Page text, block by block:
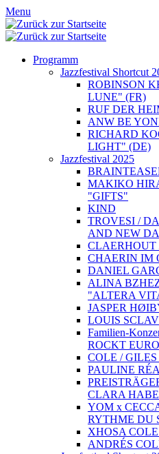
Menu
Programm
Jazzfestival Shortcut
ROBINSON
LUNE" (FR)
RUF DER
ANW BE
RICHARD
LIGHT" (DE)
Jazzfestival 2025
MAKIKO
"GIFTS"
KIND
TROVESI /
AND NEW
CLAERHOUT
CHAERIN IM
DANIEL
ALINA
"ALTERA
JASPER
LOUIS
Familien-
ROCKT
COLE /
PAULINE
CLARA
YOM x
RYTHME DU
XHOSA
ANDRÉS